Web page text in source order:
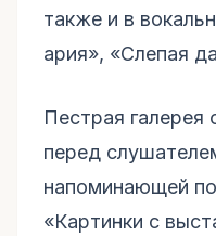
также и в
ария», «Слепая
Пестрая галерея
перед
напоминающей
«Картинки с